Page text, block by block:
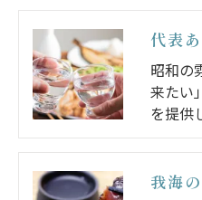
代表
昭和の
来たい
を提供
我海